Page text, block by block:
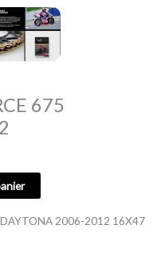
675
2006-2012 16X47